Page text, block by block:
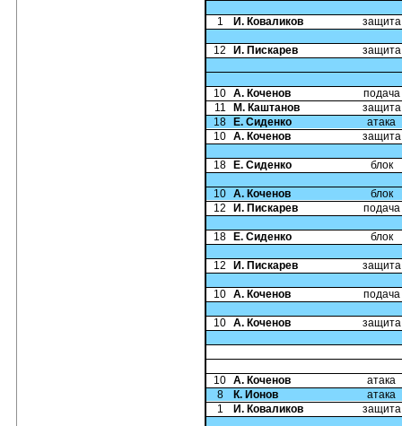
1 И. Коваликов защита
12 И. Пискарев защита
10 А. Коченов
подача
11
М. Каштанов
защита
18
Е. Сиденко
атака
10 А. Коченов защита
18 Е. Сиденко блок
10 А. Коченов
блок
12
И. Пискарев подача
18 Е. Сиденко блок
12 И. Пискарев защита
10 А. Коченов подача
10 А. Коченов защита
10 А. Коченов
атака
8
К. Ионов
атака
1
И. Коваликов защита